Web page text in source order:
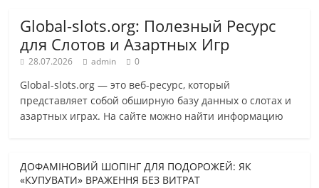
Global-slots.org: Полезный Ресурс
для Слотов и Азартных Игр
28.07.2026 admin 0
Global-slots.org — это веб-ресурс, который
представляет собой обширную базу данных о слотах и
азартных играх. На сайте можно найти информацию
ДОФАМІНОВИЙ ШОПІНГ ДЛЯ ПОДОРОЖЕЙ: ЯК
«КУПУВАТИ» ВРАЖЕННЯ БЕЗ ВИТРАТ